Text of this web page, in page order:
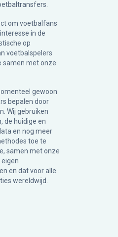
om voetbalfans
in de
op
voetbalspelers
samen met onze
gewoon
bepalen door
Wij gebruiken
de huidige en
en nog meer
toe te
samen met onze
en dat voor alle
wereldwijd.